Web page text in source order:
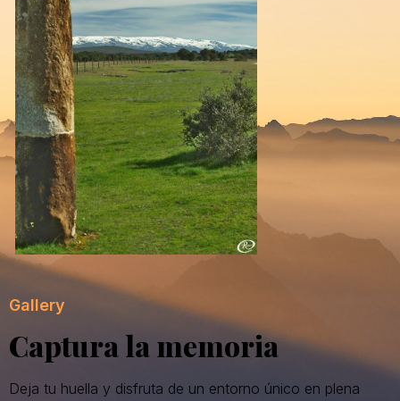
Gallery
Captura la memoria
Deja tu huella y disfruta de un entorno único en plena